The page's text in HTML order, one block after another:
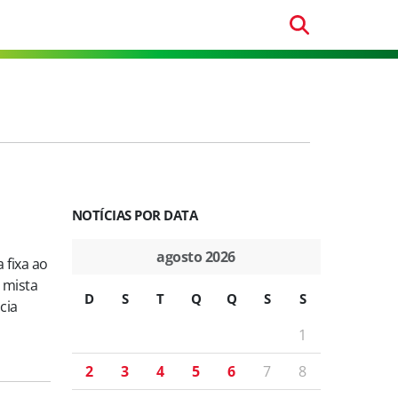
fixa ao
NOTÍCIAS POR DATA
agosto 2026
D S T Q Q S S
1
2
3 4 5 6 7
8